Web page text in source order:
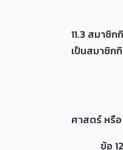
11.2 สม
11.3 สมาชิ
เป็นสมาชิก
11.4 สม
11.5สมา
ศาสตร์ หรื
ข้อ 12. ก